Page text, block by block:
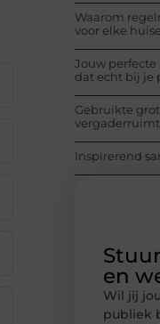
Waarom
voor elke
Jouw
dat echt bij je
Gebruikte
Inspirerend
en
Wil jij
publiek